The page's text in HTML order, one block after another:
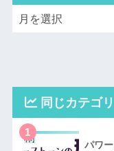
同じカテゴ
1
パワ